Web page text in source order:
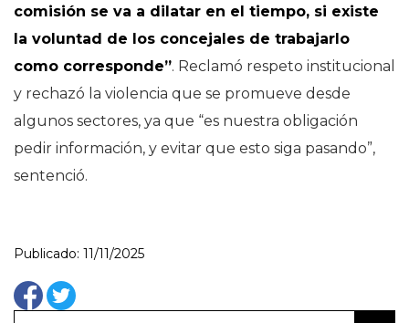
comisión se va a dilatar en el tiempo, si existe
la voluntad de los concejales de trabajarlo
como corresponde”. Reclamó respeto institucional
y rechazó la violencia que se promueve desde
algunos sectores, ya que “es nuestra obligación
pedir información, y evitar que esto siga pasando”,
sentenció.
Publicado: 11/11/2025